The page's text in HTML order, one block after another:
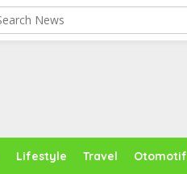
Lifestyle Travel Otomotif